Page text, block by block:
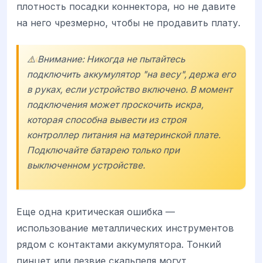
плотность посадки коннектора, но не давите
на него чрезмерно, чтобы не продавить плату.
⚠️ Внимание: Никогда не пытайтесь
подключить аккумулятор "на весу", держа его
в руках, если устройство включено. В момент
подключения может проскочить искра,
которая способна вывести из строя
контроллер питания на материнской плате.
Подключайте батарею только при
выключенном устройстве.
Еще одна критическая ошибка —
использование металлических инструментов
рядом с контактами аккумулятора. Тонкий
пинцет или лезвие скальпеля могут